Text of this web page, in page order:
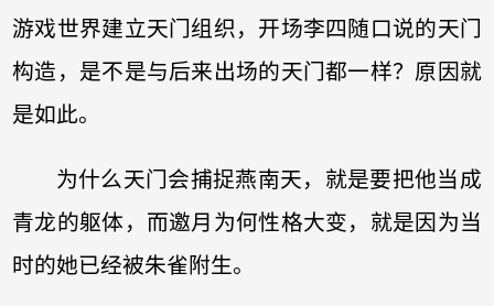
游戏世界建立天门组织，开场李四随口说的天门
构造，是不是与后来出场的天门都一样？原因就
是如此。
为什么天门会捕捉燕南天，就是要把他当成
青龙的躯体，而邀月为何性格大变，就是因为当
时的她已经被朱雀附生。